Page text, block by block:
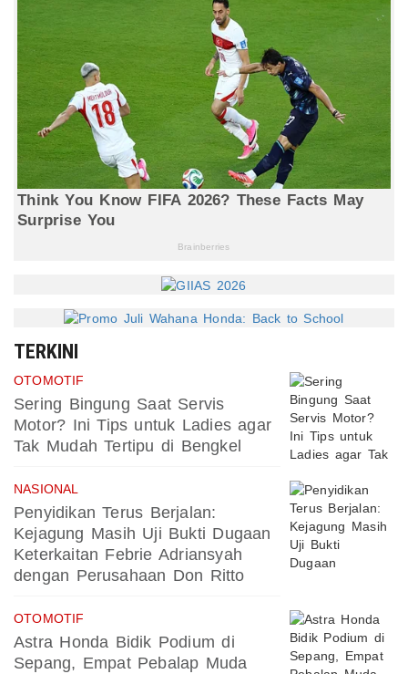
TERKINI
OTOMOTIF
Sering Bingung Saat Servis
Motor? Ini Tips untuk Ladies agar
Tak Mudah Tertipu di Bengkel
NASIONAL
Penyidikan Terus Berjalan:
Kejagung Masih Uji Bukti Dugaan
Keterkaitan Febrie Adriansyah
dengan Perusahaan Don Ritto
OTOMOTIF
Astra Honda Bidik Podium di
Sepang, Empat Pebalap Muda